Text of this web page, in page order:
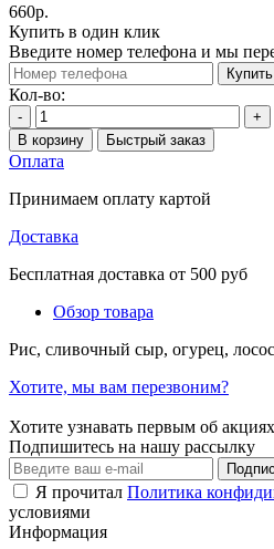
660р.
Купить в один клик
Введите номер телефона и мы
Купить
Кол-во:
-
+
В корзину
Быстрый заказ
Оплата
Принимаем оплату картой
Доставка
Бесплатная доставка от 500 руб
Обзор товара
Рис, сливочный сыр, огурец,
Хотите, мы вам перезвоним?
Хотите узнавать первым об
Подпишитесь на нашу рассылку
Я прочитал Политика
условиями
Информация